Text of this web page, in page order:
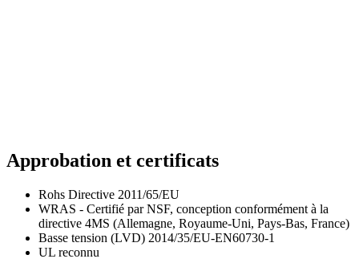
Approbation et certificats
Rohs Directive 2011/65/EU
WRAS - Certifié par NSF, conception conformément à la
directive 4MS (Allemagne, Royaume-Uni, Pays-Bas, France)
Basse tension (LVD) 2014/35/EU-EN60730-1
UL reconnu